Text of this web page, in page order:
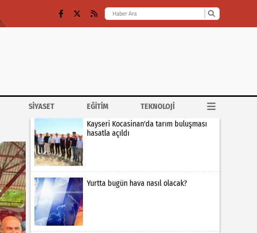
SİYASET EĞİTİM TEKNOLOJİ
Kayseri Kocasinan'da tarım buluşması
hasatla açıldı
Yurtta bugün hava nasıl olacak?